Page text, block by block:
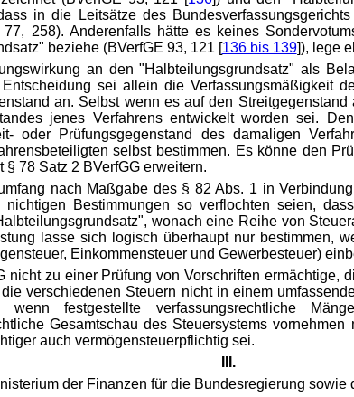
in die Leitsätze des
77, 258). Anderenfalls hätte es keines
beziehe (BVerfGE 93, 121 [136 bis 139]), lege
an den "Halbteilungsgrundsatz" als
sei allein die Verfassungsmäßigkeit
an. Selbst wenn es auf den
jenes Verfahrens entwickelt worden sei.
oder Prüfungsgegenstand des damaligen
selbst bestimmen. Es könne den
78 Satz 2 BVerfGG erweitern.
nach Maßgabe des § 82 Abs. 1 in
Bestimmungen so verflochten seien,
wonach eine Reihe von
lasse sich logisch überhaupt nur bestimmen,
Einkommensteuer und Gewerbesteuer)
nicht zu einer Prüfung von Vorschriften
verschiedenen Steuern nicht in einem
festgestellte verfassungsrechtliche
Gesamtschau des Steuersystems
auch vermögensteuerpflichtig sei.
III.
der Finanzen für die Bundesregierung